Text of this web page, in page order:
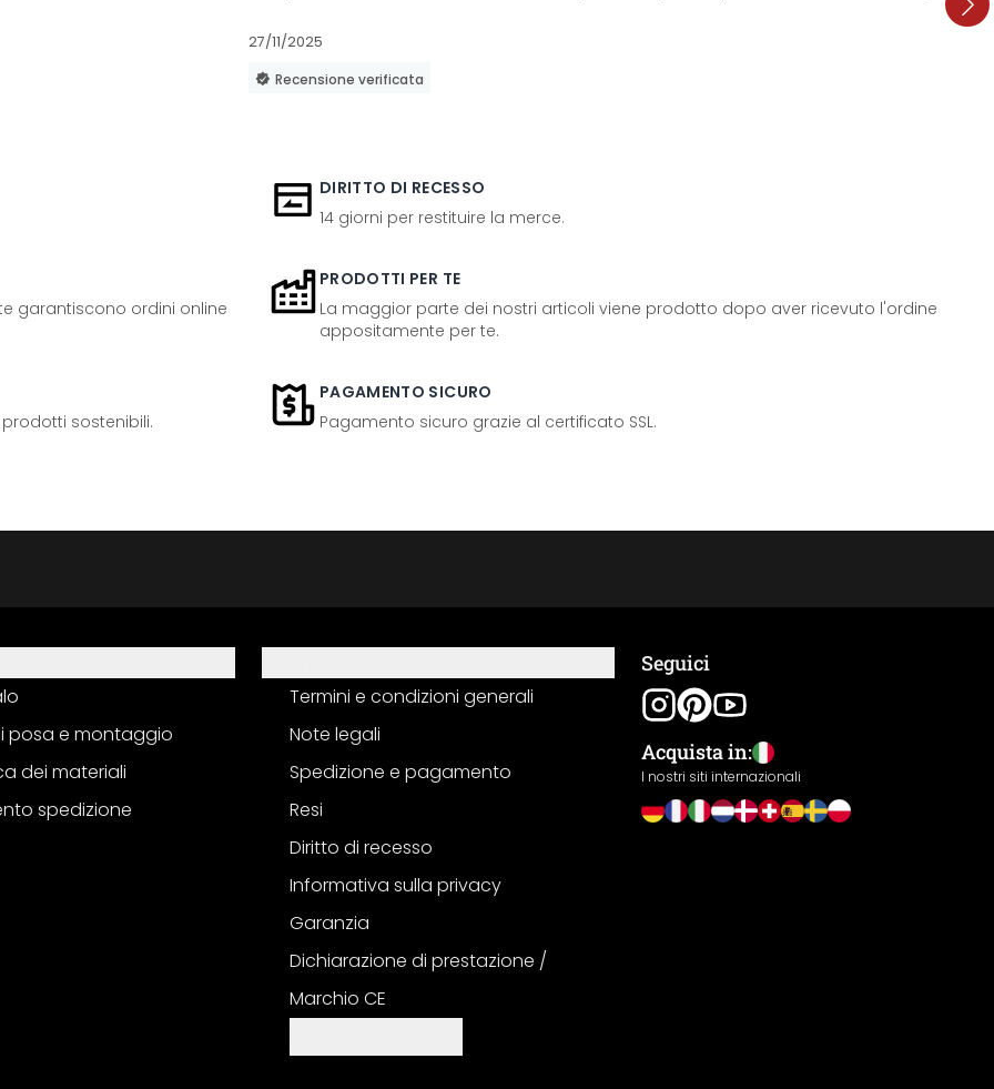
27/11/2025
Recensione verificata
DIRITTO DI RECESSO
14 giorni per restituire la merce.
garantiscono ordini online
PRODOTTI PER TE
La maggior parte dei nostri articoli viene prodotto dopo aver ricevuto l'ordine
appositamente per te.
sostenibili.
PAGAMENTO SICURO
Pagamento sicuro grazie al certificato SSL.
posa e montaggio
dei materiali
spedizione
Termini e condizioni generali
Note legali
Spedizione e pagamento
Resi
Diritto di recesso
Informativa sulla privacy
Garanzia
Dichiarazione di prestazione /
Marchio CE
Seguici
Acquista in:
I nostri siti internazionali